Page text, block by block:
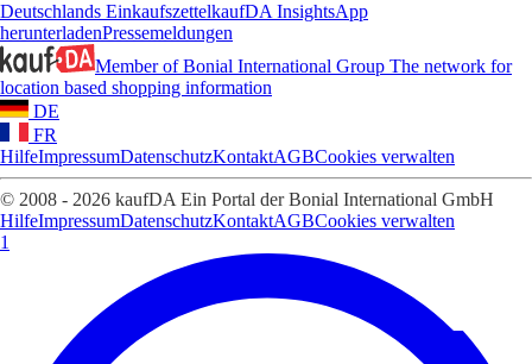
Deutschlands EinkaufszettelkaufDA InsightsApp
herunterladenPressemeldungen
Member of Bonial International Group The network for
location based shopping information
DE
FR
HilfeImpressumDatenschutzKontaktAGBCookies verwalten
© 2008 - 2026 kaufDA Ein Portal der Bonial International GmbH
HilfeImpressumDatenschutzKontaktAGBCookies verwalten
1